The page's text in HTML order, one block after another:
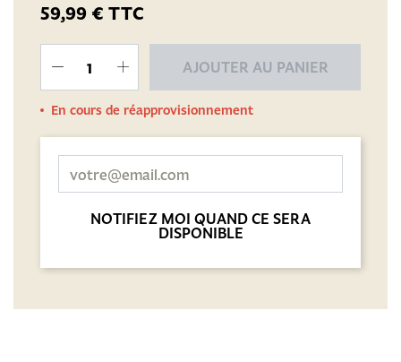
59,99 € TTC
AJOUTER AU PANIER
En cours de réapprovisionnement
NOTIFIEZ MOI QUAND CE SERA
DISPONIBLE